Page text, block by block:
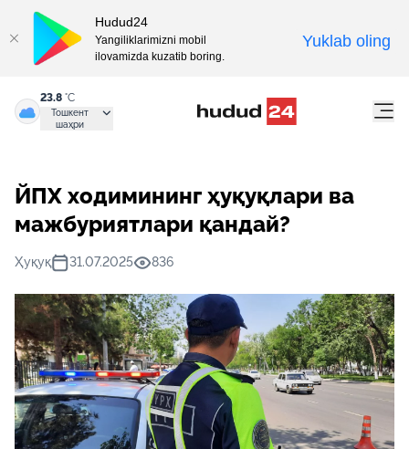
23.8 °C
Тошкент
шаҳри
ЙПХ ходимининг ҳуқуқлари ва
мажбуриятлари қандай?
Ҳуқуқ 31.07.2025 836
Hudud24
Yangiliklarimizni mobil
ilovamizda kuzatib boring.
Yuklab oling